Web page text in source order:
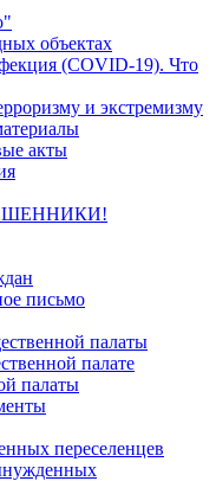
объектах
(COVID-19). Что
и экстремизму
акты
письмо
палаты
палате
палаты
переселенцев